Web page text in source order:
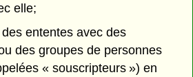
elle;
ententes avec des
des groupes de personnes
« souscripteurs ») en